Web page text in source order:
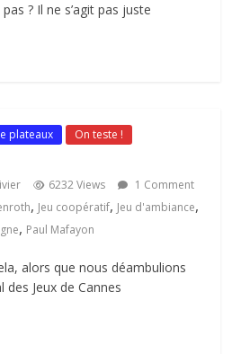
? Il ne s’agit pas juste
plateaux On teste !
6232 Views
1 Comment
, Jeu coopératif, Jeu d'ambiance,
, Paul Mafayon
alors que nous déambulions
des Jeux de Cannes